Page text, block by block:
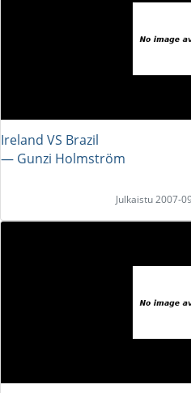
Ireland VS Brazil
― Gunzi Holmström
Julkaistu 2007-